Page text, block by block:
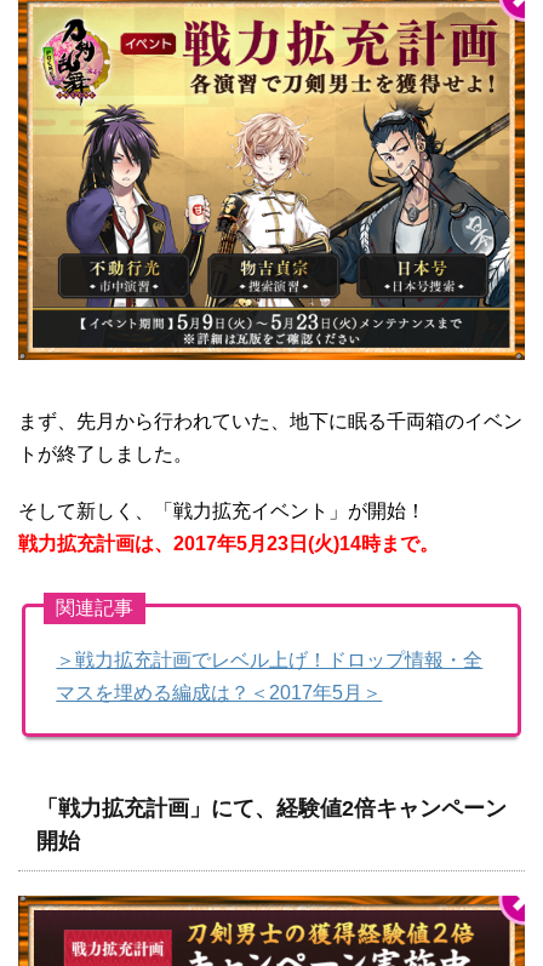
まず、先月から行われていた、地下に眠る千両箱のイベン
トが終了しました。
そして新しく、「戦力拡充イベント」が開始！
戦力拡充計画は、2017年5月23日(火)14時まで。
関連記事
＞戦力拡充計画でレベル上げ！ドロップ情報・全
マスを埋める編成は？＜2017年5月＞
「戦力拡充計画」にて、経験値2倍キャンペーン
開始